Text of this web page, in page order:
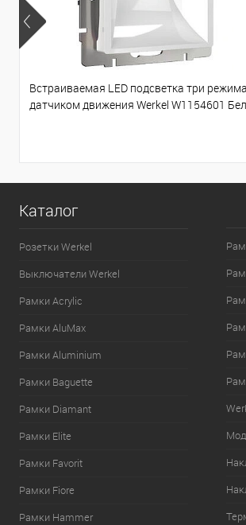
Встраиваемая LED подсветка три
датчиком движения Werkel W1154601
Каталог
Розетки Werkel
Выключатели Werkel
Рамки Acrylic
Рамки AluMax
Рамки Aluminium
Рамки Baguette
Рамки Diamant
Рамки Elite
Рамки Favorit
Рамки Fiore
Рамки Hammer